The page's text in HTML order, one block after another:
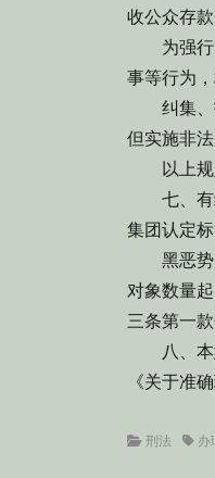
收公众存
为强行索
事等行为
纠集、指
但实施非
以上规定
七、有组
集团认定
黑恶势力
对象数量
三条第一
八、本意
《关于准
Categories
刑法 Tags
办